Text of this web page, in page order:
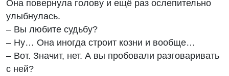
Она повернула голову и ещё раз ослепительно
улыбнулась.
– Вы любите судьбу?
– Ну… Она иногда строит козни и вообще…
– Вот. Значит, нет. А вы пробовали разговаривать
с ней?